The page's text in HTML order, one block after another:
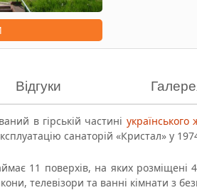
Відгуки
в гірській частині
санаторій «Кристал» у
11 поверхів, на яких розміщені
телевізори та ванні кімнати з